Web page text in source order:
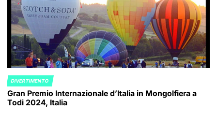
POSTED
IN
DIVERTIMENTO
Gran Premio Internazionale d’Italia in Mongolfiera a
Todi 2024, Italia